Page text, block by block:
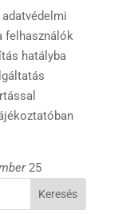
felhasználók
hatályba
25